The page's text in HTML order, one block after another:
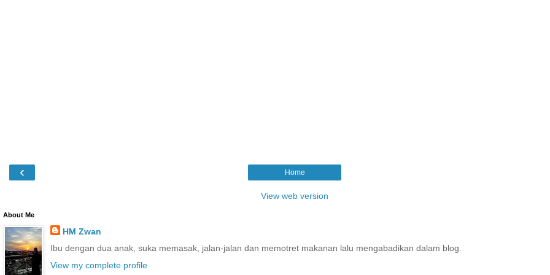
‹ Home
View web version
About Me
HM Zwan
Ibu dengan dua anak, suka memasak, jalan-jalan dan memotret makanan lalu mengabadikan dalam blog.
View my complete profile